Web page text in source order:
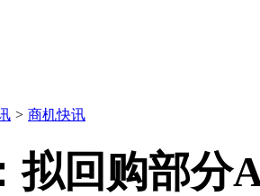
> 商机快讯
拟回购部分